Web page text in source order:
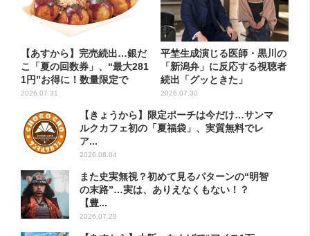
【あすから】完売続出…銀だ
こ「夏の回数券」、“最大281
1円”お得に！数量限定で
2026.07.31
平埜生成演じる医師・黒川の
「新潟弁」に反応する視聴者
続出「グッときた」
2026.07.30
【きょうから】限定ポーチは今だけ…サンマ
ルクカフェ初の「夏福袋」、実質無料でレ
ア...
2026.08.04
また史実無視？初めて見るパターンの“明智
の末路”…実は、ありえなくもない！？
【豊...
2026.07.29